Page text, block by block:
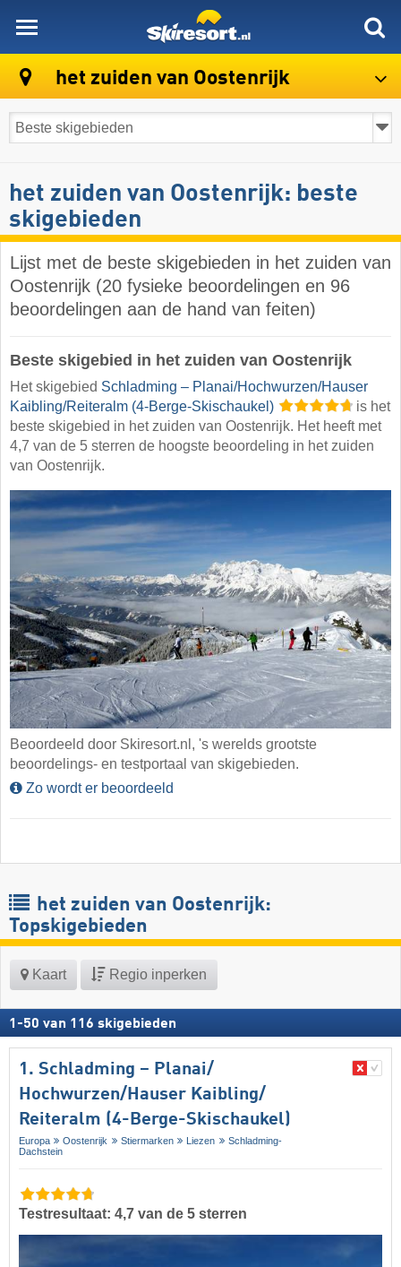
het zuiden van Oostenrijk
het zuiden van Oostenrijk: beste
skigebieden
Lijst met de beste skigebieden in het zuiden van
Oostenrijk (20 fysieke beoordelingen en 96
beoordelingen aan de hand van feiten)
Beste skigebied in het zuiden van Oostenrijk
Het skigebied Schladming – Planai/​Hochwurzen/​Hauser
Kaibling/​Reiteralm (4-Berge-Skischaukel)
is het
beste skigebied in het zuiden van Oostenrijk. Het heeft met
4,7 van de 5 sterren de hoogste beoordeling in het zuiden
van Oostenrijk.
Beoordeeld door Skiresort.nl, 's werelds grootste
beoordelings- en testportaal van skigebieden.
Zo wordt er beoordeeld
het zuiden van Oostenrijk:
Topskigebieden
Kaart Regio inperken
1 -50 van 116 skigebieden
1. Schladming – Planai/​
Hochwurzen/​Hauser Kaibling/​
Reiteralm (4-Berge-Skischaukel)
Europa Oostenrijk Stiermarken Liezen
Schladming-
Dachstein
Testresultaat: 4,7 van de 5 sterren